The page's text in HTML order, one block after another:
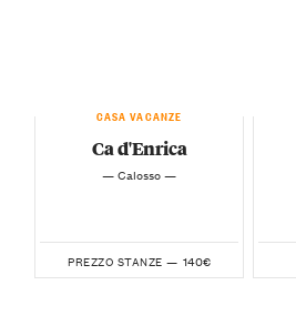
CASA VACANZE
Ca d'Enrica
— Calosso —
PREZZO STANZE — 140€